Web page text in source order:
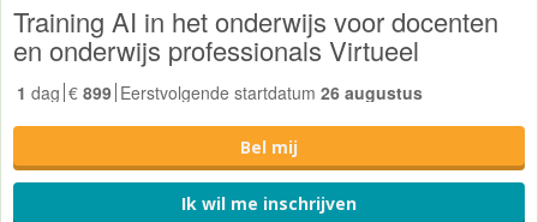
Training AI in het onderwijs voor docenten
en onderwijs professionals Virtueel
1 dag € 899 Eerstvolgende startdatum 26 augustus
Bel mij
Ik wil me inschrijven